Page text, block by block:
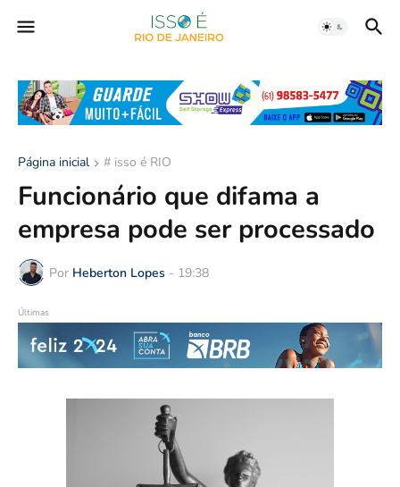
Página inicial # isso é RIO
Funcionário que difama a
empresa pode ser processado
Por Heberton Lopes - 19:38
Últimas